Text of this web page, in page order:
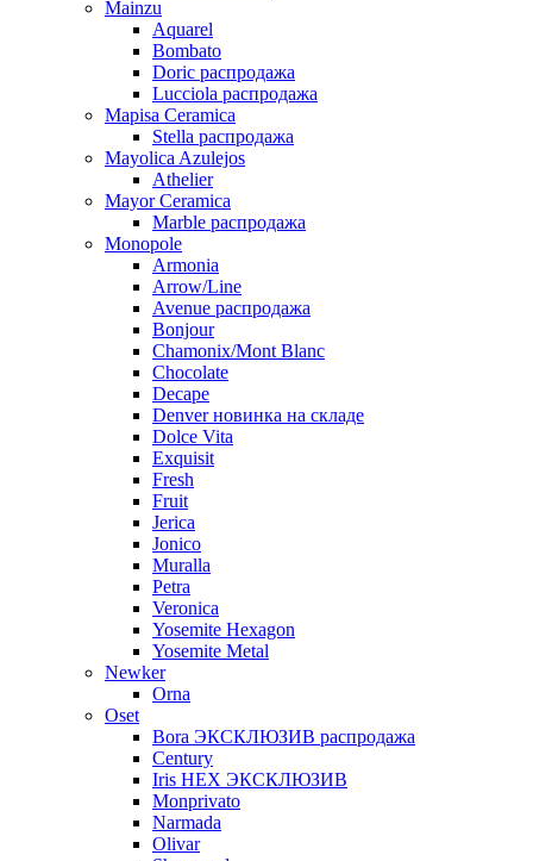
Mainzu
Aquarel
Bombato
Doric распродажа
Lucciola распродажа
Mapisa Ceramica
Stella распродажа
Mayolica Azulejos
Athelier
Mayor Ceramica
Marble распродажа
Monopole
Armonia
Arrow/Line
Avenue распродажа
Bonjour
Chamonix/Mont Blanc
Chocolate
Decape
Denver новинка на складе
Dolce Vita
Exquisit
Fresh
Fruit
Jerica
Jonico
Muralla
Petra
Veroniсa
Yosemite Hexagon
Yosemite Metal
Newker
Orna
Oset
Bora ЭКСКЛЮЗИВ распродажа
Century
Iris HEX ЭКСКЛЮЗИВ
Monprivato
Narmada
Olivar